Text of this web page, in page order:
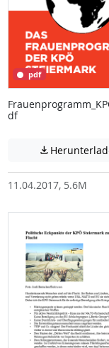
pdf
df

11.04.2017, 5.6M